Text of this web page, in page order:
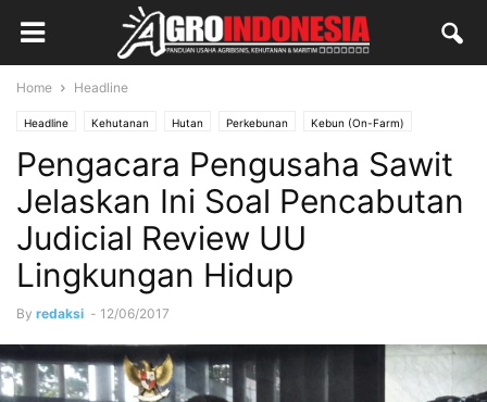
Home Headline
Headline Kehutanan Hutan Perkebunan Kebun (On-Farm)
Pengacara Pengusaha Sawit
Jelaskan Ini Soal Pencabutan
Judicial Review UU
Lingkungan Hidup
By redaksi - 12/06/2017